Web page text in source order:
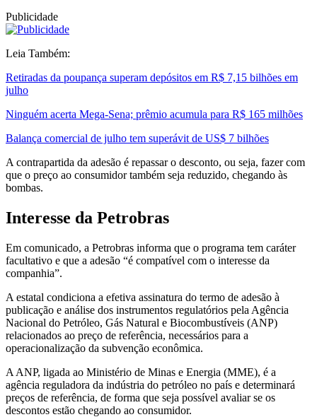
Publicidade
Leia Também:
Retiradas da poupança superam depósitos em R$ 7,15 bilhões em
julho
Ninguém acerta Mega-Sena; prêmio acumula para R$ 165 milhões
Balança comercial de julho tem superávit de US$ 7 bilhões
A contrapartida da adesão é repassar o desconto, ou seja, fazer com
que o preço ao consumidor também seja reduzido, chegando às
bombas.
Interesse da Petrobras
Em comunicado, a Petrobras informa que o programa tem caráter
facultativo e que a adesão “é compatível com o interesse da
companhia”.
A estatal condiciona a efetiva assinatura do termo de adesão à
publicação e análise dos instrumentos regulatórios pela Agência
Nacional do Petróleo, Gás Natural e Biocombustíveis (ANP)
relacionados ao preço de referência, necessários para a
operacionalização da subvenção econômica.
A ANP, ligada ao Ministério de Minas e Energia (MME), é a
agência reguladora da indústria do petróleo no país e determinará
preços de referência, de forma que seja possível avaliar se os
descontos estão chegando ao consumidor.